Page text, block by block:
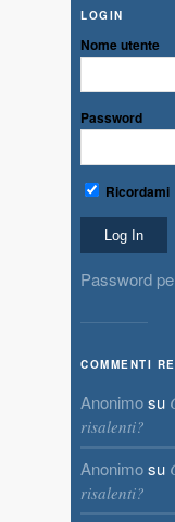
LOGIN
Nome utente
Password
Ricordami
Password
COMMENTI
Anonimosu
risalenti?
Anonimosu
risalenti?